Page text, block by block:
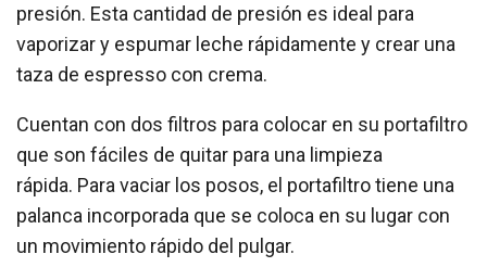
presión. Esta cantidad de presión es ideal para
vaporizar y espumar leche rápidamente y crear una
taza de espresso con crema.
Cuentan con dos filtros para colocar en su portafiltro
que son fáciles de quitar para una limpieza
rápida. Para vaciar los posos, el portafiltro tiene una
palanca incorporada que se coloca en su lugar con
un movimiento rápido del pulgar.